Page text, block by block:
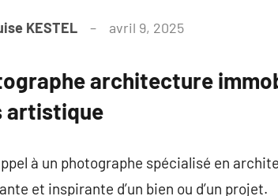
KESTEL avril 9, 2025
architecture
artistique
à un photographe spécialisé en
et inspirante d’un bien ou d’un projet.